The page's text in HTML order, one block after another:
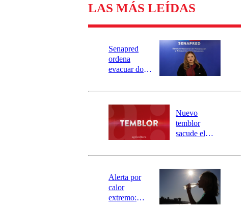
LAS MÁS LEÍDAS
Senapred
ordena
evacuar dos
Carahue por
río Damas:
activa
mensajería
SAE
Nuevo
temblor
sacude el
revisa la
epicentro
Alerta por
calor
extremo: